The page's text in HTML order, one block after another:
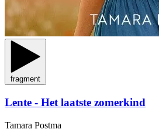
fragment
Lente - Het laatste zomerkind
Tamara Postma